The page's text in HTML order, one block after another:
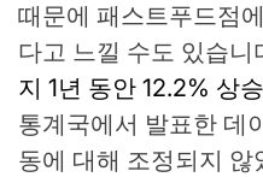
때문에 패스트푸드점
다고 느낄 수도 있습니
지 1년 동안 12.2% 상
통계국에서 발표한 데
동에 대해 조정되지 않